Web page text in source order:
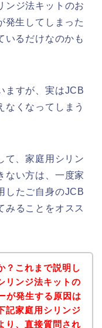
ンジ法キットのお
発生してしまった
いるだけなのかも
ますが、実はJCB
なくなってしまう
て、家庭用シリン
ない方は、一度家
したご自身のJCB
みることをオスス
？これまで説明し
リンジ法キットの
が発生する原因は
記家庭用シリンジ
り、直接質問され